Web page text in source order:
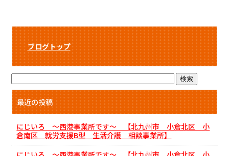
ブログトップ
最近の投稿
にじいろ ～西港事業所です～ 【北九州市 小倉北区 小
倉南区 就労支援B型 生活介護 相談事業所】